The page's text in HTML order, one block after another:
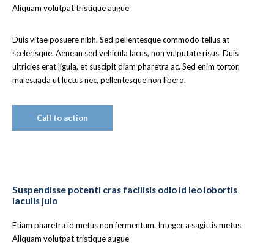
Aliquam volutpat tristique augue
Duis vitae posuere nibh. Sed pellentesque commodo tellus at
scelerisque. Aenean sed vehicula lacus, non vulputate risus. Duis
ultricies erat ligula, et suscipit diam pharetra ac. Sed enim tortor,
malesuada ut luctus nec, pellentesque non libero.
Call to action
Suspendisse potenti cras facilisis odio id leo lobortis
iaculis julo
Etiam pharetra id metus non fermentum. Integer a sagittis metus.
Aliquam volutpat tristique augue